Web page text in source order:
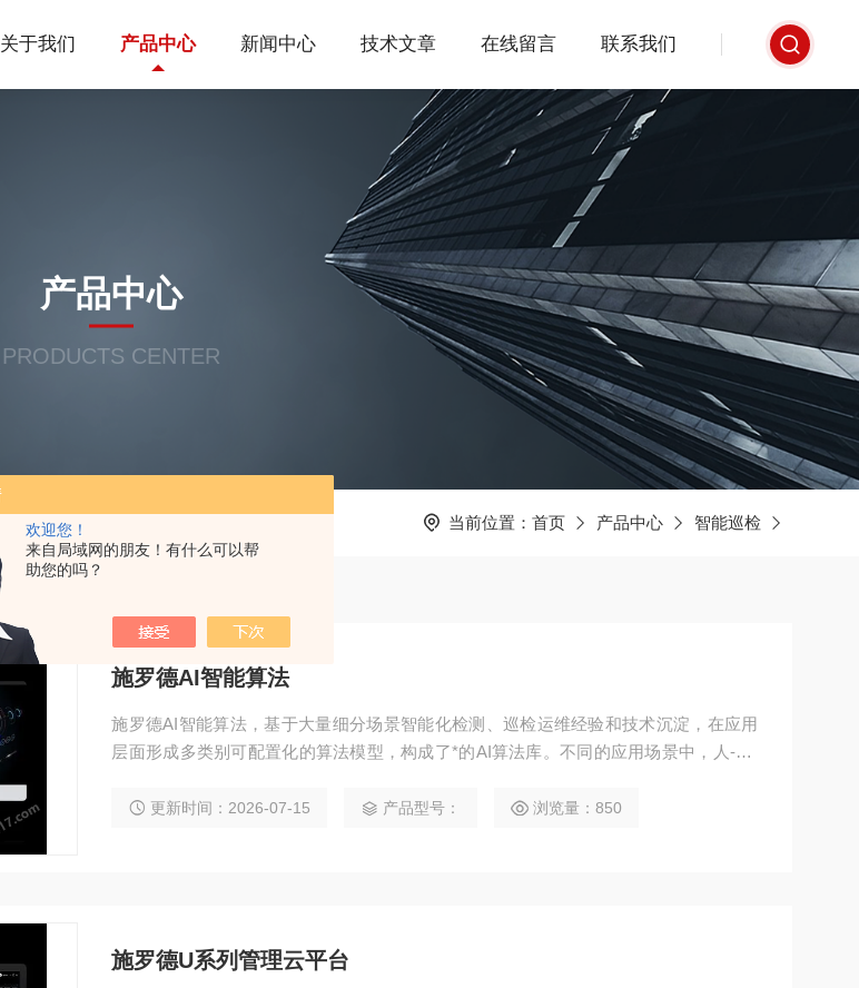
欢迎您！
来自局域网的朋友！有什么可以帮
助您的吗？
关于我们 产品中心 新闻中心 技术文章 在线留言 联系我们
产品中心
PRODUCTS CENTER
当前位置： 首页 产品中心 智能巡检
施罗德AI智能算法
施罗德AI智能算法，基于大量细分场景智能化检测、巡检运维经验和技术沉淀，在应用
层面形成多类别可配置化的算法模型，构成了*的AI算法库。不同的应用场景中，人-机-
AI算法应用能力。
更新时间：2026-07-15 产品型号： 浏览量：850
施罗德U系列管理云平台